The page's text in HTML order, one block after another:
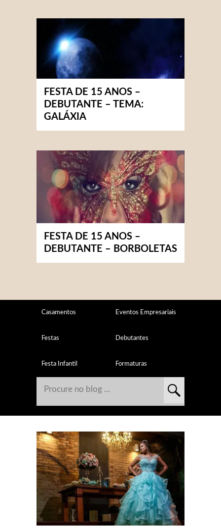
FESTA DE 15 ANOS –
DEBUTANTE – TEMA:
GALÁXIA
FESTA DE 15 ANOS –
DEBUTANTE – BORBOLETAS
Casamentos Eventos Empresariais
Festas Debutantes
Festa Infantil Formaturas